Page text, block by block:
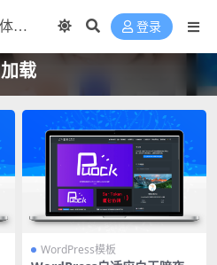
登录
加载
WordPress模板